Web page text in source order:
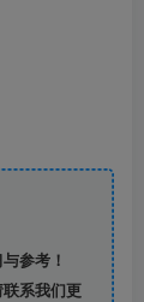
参考！
系我们更